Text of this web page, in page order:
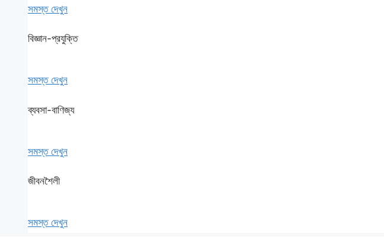
সমস্ত দেখুন
বিজ্ঞান-প্রযুক্তি
সমস্ত দেখুন
ব্যবসা-বাণিজ্য
সমস্ত দেখুন
জীবনশৈলী
সমস্ত দেখুন